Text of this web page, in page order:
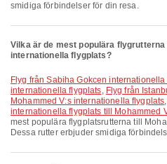
smidiga förbindelser för din resa.
Vilka är de mest populära flygrutterna
internationella flygplats?
Flyg från Sabiha Gokcen internationella flygplats till Mohammed V:s
internationella flygplats, Flyg från
Mohammed V:s internationella flygplats,
internationella flygplats till Mohammed
mest populära flygplatsrutterna till
Dessa rutter erbjuder smidiga